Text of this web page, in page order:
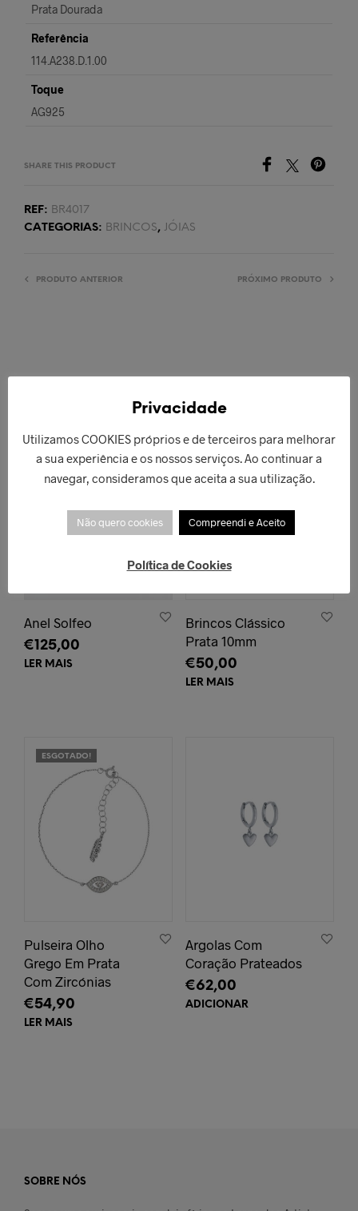
Prata Dourada
Referência
114.A238.D.1.00
Toque
AG925
SHARE THIS PRODUCT
REF: BR4017
CATEGORIAS: BRINCOS, JÓIAS
PRODUTO ANTERIOR PRÓXIMO PRODUTO
ESGOTADO!
Anel Solfeo
€125,00
LER MAIS
ESGOTADO!
Brincos Clássico
Prata 10mm
€50,00
LER MAIS
ESGOTADO!
Pulseira Olho
Grego Em Prata
Com Zircónias
€54,90
LER MAIS
Argolas Com
Coração Prateados
€62,00
ADICIONAR
SOBRE NÓS
Privacidade
Utilizamos COOKIES próprios e de terceiros para melhorar
a sua experiência e os nossos serviços. Ao continuar a
navegar, consideramos que aceita a sua utilização.
Não quero cookies Compreendi e Aceito
Política de Cookies